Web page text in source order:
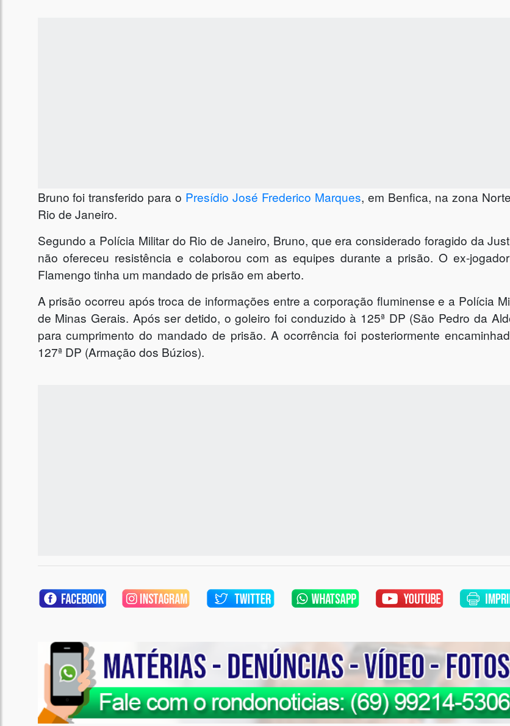
Bruno foi transferido para o Presídio José Frederico Marques, em Benfica, na zona
Rio de Janeiro.
Segundo a Polícia Militar do Rio de Janeiro, Bruno, que era considerado foragido da
não ofereceu resistência e colaborou com as equipes durante a prisão. O ex-
Flamengo tinha um mandado de prisão em aberto.
A prisão ocorreu após troca de informações entre a corporação fluminense e a Polícia
de Minas Gerais. Após ser detido, o goleiro foi conduzido à 125ª DP (São Pedro da
para cumprimento do mandado de prisão. A ocorrência foi posteriormente
127ª DP (Armação dos Búzios).